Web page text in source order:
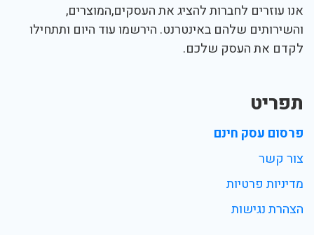
אנו עוזרים לחברות להציג את העסקים,המוצרים,
והשירותים שלהם באינטרנט. הירשמו עוד היום ותתחילו
לקדם את העסק שלכם.
תפריט
פרסום עסק חינם
צור קשר
מדיניות פרטיות
הצהרת נגישות